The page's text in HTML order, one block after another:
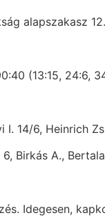
alapszakasz
(13:15, 24:6,
I. 14/6, Heinrich
Birkás A.,
Idegesen,